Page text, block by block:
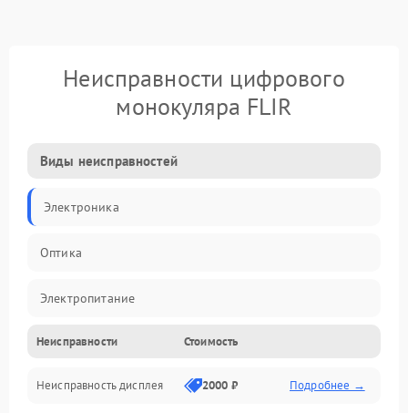
Неисправности цифрового
монокуляра FLIR
Виды неисправностей
Электроника
Оптика
Электропитание
Видео
ПО
Неисправности Стоимость
Неисправность дисплея 2000 ₽ Подробнее →